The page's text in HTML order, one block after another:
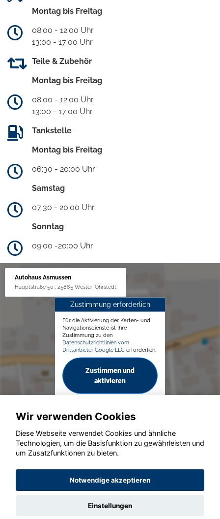
Montag bis Freitag
08:00 - 12:00 Uhr
13:00 - 17:00 Uhr
Teile & Zubehör
Montag bis Freitag
08:00 - 12:00 Uhr
13:00 - 17:00 Uhr
Tankstelle
Montag bis Freitag
06:30 - 20:00 Uhr
Samstag
07:30 - 20:00 Uhr
Sonntag
09:00 -20:00 Uhr
Autohaus Asmussen
Hauptstraße 50 , 25885 Wester-Ohrstedt
Zustimmung erforderlich
Für die Aktivierung der Karten- und
Navigationsdienste ist Ihre
Zustimmung zu den
Datenschutzrichtlinien vom
Drittanbieter Google LLC erforderlich.
Zustimmen und
aktivieren
© konjunkturmotor.de GmbH 2020 - 2026
Wir verwenden Cookies
Diese Webseite verwendet Cookies und ähnliche
Technologien, um die Basisfunktion zu gewährleisten und
um Zusatzfunktionen zu bieten.
Notwendige akzeptieren
Einstellungen